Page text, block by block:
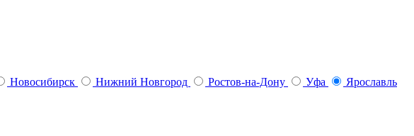
Новосибирск Нижний Новгород Ростов-на-Дону Уфа Ярославль